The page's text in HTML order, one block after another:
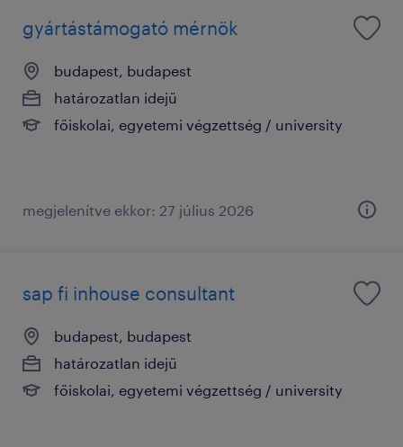
gyártástámogató mérnök
budapest, budapest
határozatlan idejű
főiskolai, egyetemi végzettség / university
megjelenítve ekkor: 27 július 2026
sap fi inhouse consultant
budapest, budapest
határozatlan idejű
főiskolai, egyetemi végzettség / university